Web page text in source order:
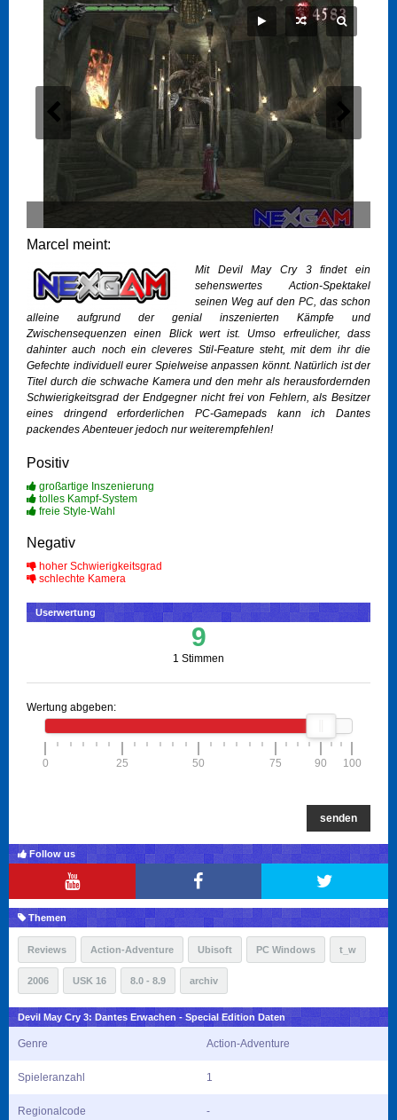
Marcel meint:
Mit Devil May Cry 3findet ein
sehenswertes Action-Spektakel
seinen Weg auf den PC, das schon
alleine aufgrund der genial inszenierten Kämpfe und
Zwischensequenzen einen Blick wert ist. Umso erfreulicher, dass
dahinter auch noch ein cleveres Stil-Feature steht, mit dem ihr die
Gefechte individuell eurer Spielweise anpassen könnt. Natürlich ist der
Titel durch die schwache Kamera und den mehr als herausfordernden
Schwierigkeitsgrad der Endgegner nicht frei von Fehlern, als Besitzer
eines dringend erforderlichen PC-Gamepads kann ich Dantes
packendes Abenteuer jedoch nur weiterempfehlen!
Positiv
großartige Inszenierung
tolles Kampf-System
freie Style-Wahl
Negativ
hoher Schwierigkeitsgrad
schlechte Kamera
Userwertung
9
1 Stimmen
Wertung abgeben:
0 25 50 75 90 100
senden
Follow us
Themen
Reviews Action-Adventure Ubisoft PC Windows t_w
2006 USK 16 8.0 - 8.9 archiv
Devil May Cry 3: Dantes Erwachen - Special Edition Daten
Genre Action-Adventure
Spieleranzahl 1
Regionalcode -